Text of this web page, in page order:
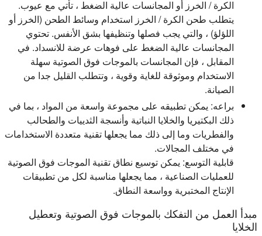
الكرة / الخرز أو المجانسات عالية الضغط ، تأتي مع عيوب.
يتطلب طحن الكرة / الخرز استخدام وسائط الطحن (الخرز أو
اللؤلؤ) ، والتي يجب فصلها وتنظيفها بشق الأنفس. تحتوي
المجانسات عالية الضغط على فوهات عرضة للانسداد. في
المقابل ، فإن المجانسات بالموجات فوق الصوتية سهلة
الاستخدام وموثوقة للغاية وقوية ، وتتطلب القليل جدا من
الصيانة.
براعه: يمكن تطبيقه على مجموعة واسعة من المواد ، بما في
ذلك البكتيريا والخلايا النباتية وأنسجة الثدييات والطحالب
والفطريات وما إلى ذلك مما يجعلها تقنية متعددة الاستخدامات
في مختلف المجالات.
قابلية التوسع: يمكن توسيع نطاق تقنية الموجات فوق الصوتية
للعمليات الصناعية ، مما يجعلها مناسبة لكل من تطبيقات
الإنتاج المختبرية وواسعة النطاق.
مبدأ العمل من التفكك بالموجات فوق الصوتية وتعطيل
الخلايا